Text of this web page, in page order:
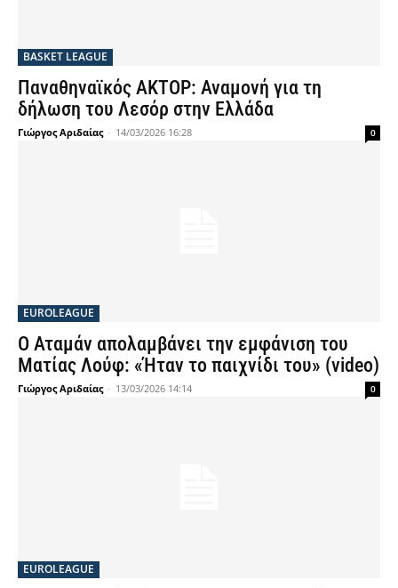
BASKET LEAGUE
Παναθηναϊκός ΑΚΤΟΡ: Αναμονή για τη
δήλωση του Λεσόρ στην Ελλάδα
Γιώργος Αριδαίας - 14/03/2026 16:28 0
EUROLEAGUE
Ο Αταμάν απολαμβάνει την εμφάνιση του
Ματίας Λούφ: «Ήταν το παιχνίδι του» (video)
Γιώργος Αριδαίας - 13/03/2026 14:14 0
EUROLEAGUE